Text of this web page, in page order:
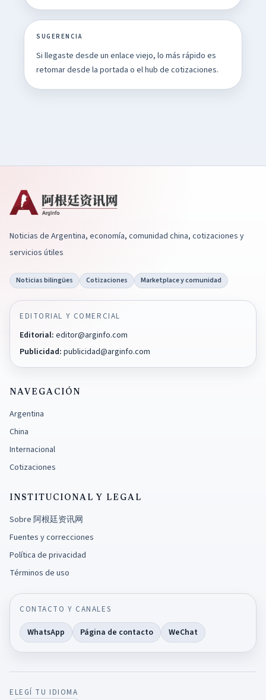
SUGERENCIA
Si llegaste desde un enlace viejo, lo más rápido es
retomar desde la portada o el hub de cotizaciones.
Noticias de Argentina, economía, comunidad china, cotizaciones y
servicios útiles
Noticias bilingües Cotizaciones Marketplace y comunidad
EDITORIAL Y COMERCIAL
Editorial: editor@arginfo.com
Publicidad: publicidad@arginfo.com
NAVEGACIÓN
Argentina
China
Internacional
Cotizaciones
INSTITUCIONAL Y LEGAL
Sobre 阿根廷资讯网
Fuentes y correcciones
Política de privacidad
Términos de uso
CONTACTO Y CANALES
WhatsApp Página de contacto WeChat
ELEGÍ TU IDIOMA